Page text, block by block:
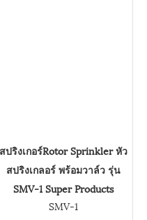
สปริงเกอร์Rotor Sprinkler หัว
สปริงเกลอร์ พร้อมวาล์ว รุ่น
SMV-1 Super Products
SMV-1